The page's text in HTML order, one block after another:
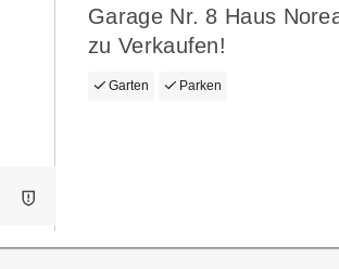
Garage Nr. 8 Haus
zu Verkaufen!
Garten Parken